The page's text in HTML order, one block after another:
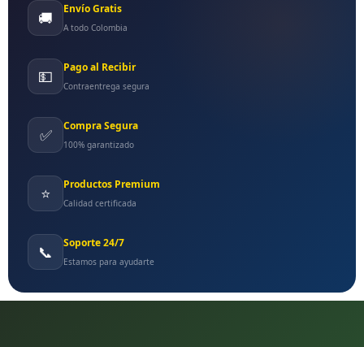
🚚 Envío Gratis
A todo Colombia
💵 Pago al Recibir
Contraentrega segura
✅ Compra Segura
100% garantizado
⭐ Productos Premium
Calidad certificada
📞 Soporte 24/7
Estamos para ayudarte